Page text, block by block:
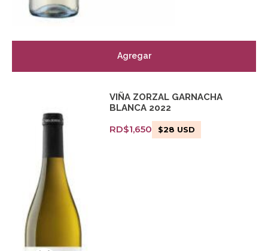
Agregar
VIÑA ZORZAL GARNACHA
BLANCA 2022
RD$1,650 $28 USD